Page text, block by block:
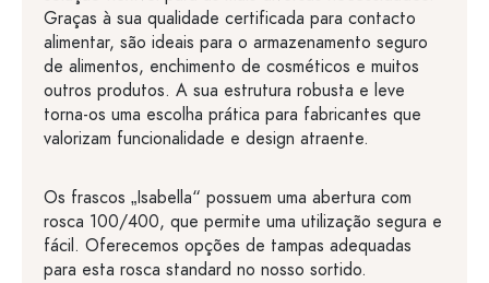
Graças à sua qualidade certificada para contacto
alimentar, são ideais para o armazenamento seguro
de alimentos, enchimento de cosméticos e muitos
outros produtos. A sua estrutura robusta e leve
torna-os uma escolha prática para fabricantes que
valorizam funcionalidade e design atraente.
Os frascos „Isabella“ possuem uma abertura com
rosca 100/400, que permite uma utilização segura e
fácil. Oferecemos opções de tampas adequadas
para esta rosca standard no nosso sortido.